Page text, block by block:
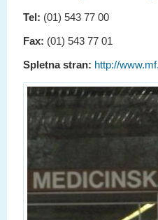
Tel: (01) 543 77 00
Fax: (01) 543 77 01
Spletna stran: http://